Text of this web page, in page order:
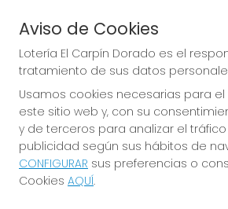
CONTACTO
ADMINISTRACION DE LOTERIAS Nº76-
963341264
Clica aquí para contactar por WhatsApp
676642156
loteria@elcarpindorado.com
Calle San Valero, 4 bajo
Valencia, 46005
Aviso de Cookies
Lotería El Carpín Dorado es el
tratamiento de sus datos
Usamos cookies necesarias para
este sitio web y, con su
y de terceros para analizar el
publicidad según sus hábitos de
CONFIGURAR sus preferencias o
Cookies AQUÍ.